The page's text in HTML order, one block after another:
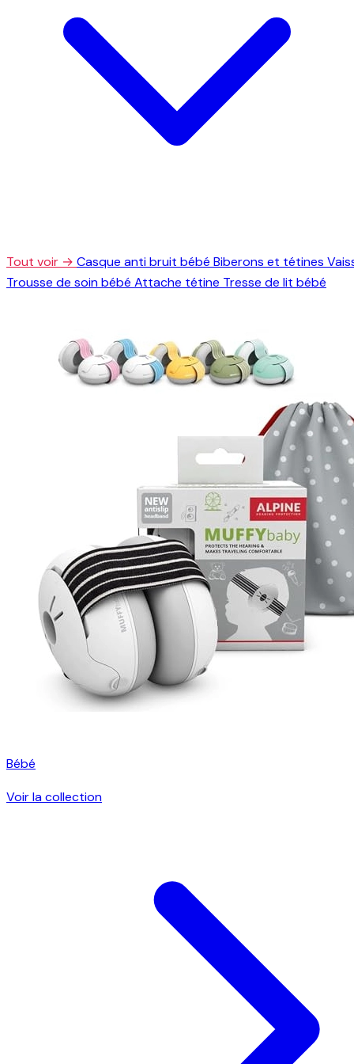
Tout voir → Casque anti bruit bébé Biberons et tétines
Trousse de soin bébé Attache tétine Tresse de lit bébé
Bébé
Voir la collection